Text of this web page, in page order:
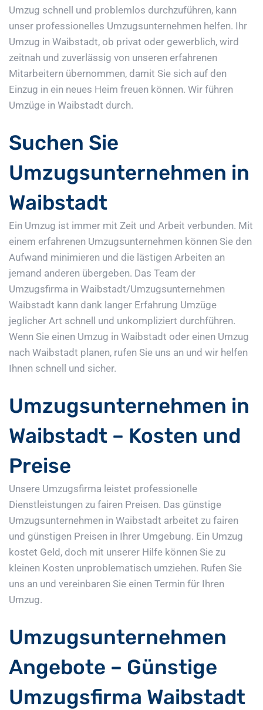
Umzug schnell und problemlos durchzuführen, kann
unser professionelles Umzugsunternehmen helfen. Ihr
Umzug in Waibstadt, ob privat oder gewerblich, wird
zeitnah und zuverlässig von unseren erfahrenen
Mitarbeitern übernommen, damit Sie sich auf den
Einzug in ein neues Heim freuen können. Wir führen
Umzüge in Waibstadt durch.
Suchen Sie
Umzugsunternehmen in
Waibstadt
Ein Umzug ist immer mit Zeit und Arbeit verbunden. Mit
einem erfahrenen Umzugsunternehmen können Sie den
Aufwand minimieren und die lästigen Arbeiten an
jemand anderen übergeben. Das Team der
Umzugsfirma in Waibstadt/Umzugsunternehmen
Waibstadt kann dank langer Erfahrung Umzüge
jeglicher Art schnell und unkompliziert durchführen.
Wenn Sie einen Umzug in Waibstadt oder einen Umzug
nach Waibstadt planen, rufen Sie uns an und wir helfen
Ihnen schnell und sicher.
Umzugsunternehmen in
Waibstadt – Kosten und
Preise
Unsere Umzugsfirma leistet professionelle
Dienstleistungen zu fairen Preisen. Das günstige
Umzugsunternehmen in Waibstadt arbeitet zu fairen
und günstigen Preisen in Ihrer Umgebung. Ein Umzug
kostet Geld, doch mit unserer Hilfe können Sie zu
kleinen Kosten unproblematisch umziehen. Rufen Sie
uns an und vereinbaren Sie einen Termin für Ihren
Umzug.
Umzugsunternehmen
Angebote – Günstige
Umzugsfirma Waibstadt